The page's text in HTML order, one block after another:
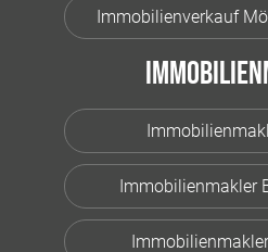
Immobilienverkauf
Immobilienmakler